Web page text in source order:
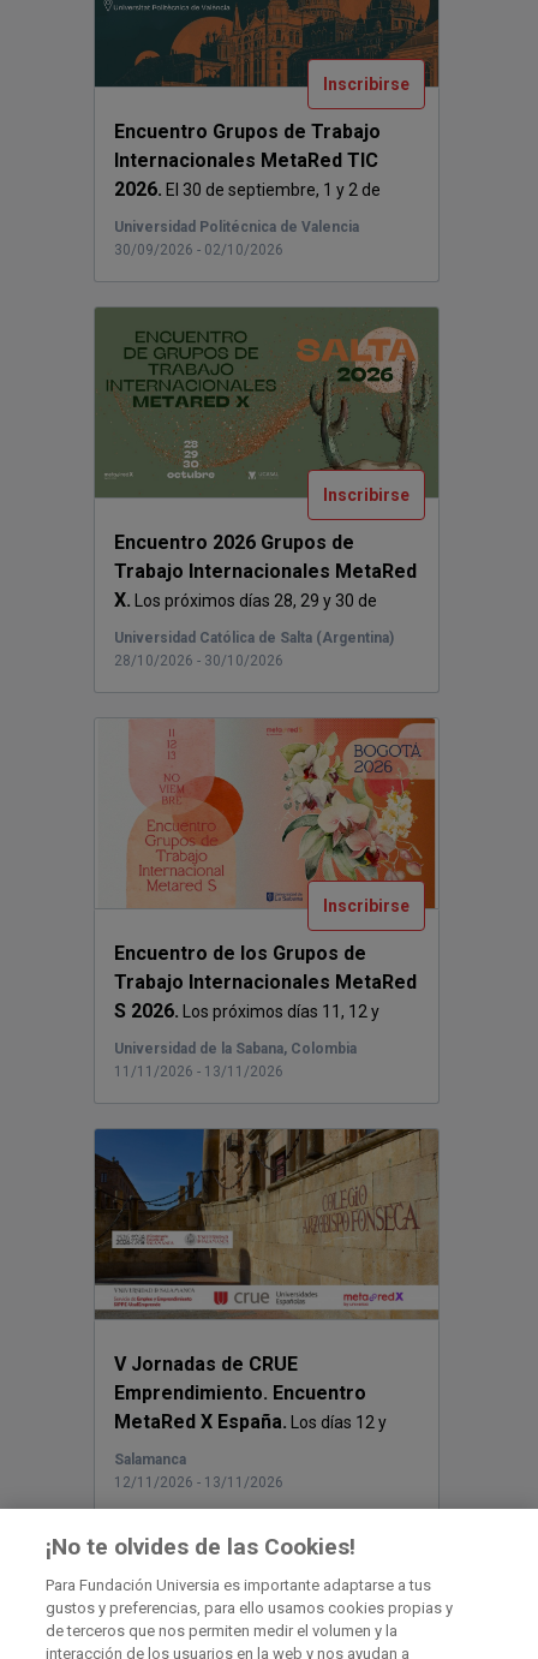
Inscribirse
Encuentro Grupos de Trabajo
Internacionales MetaRed TIC
2026. El 30 de septiembre, 1 y 2 de
octubre de ...
Universidad Politécnica de Valencia
30/09/2026 - 02/10/2026
Inscribirse
Encuentro 2026 Grupos de
Trabajo Internacionales MetaRed
X. Los próximos días 28, 29 y 30 de
octubre de...
Universidad Católica de Salta (Argentina)
28/10/2026 - 30/10/2026
Inscribirse
Encuentro de los Grupos de
Trabajo Internacionales MetaRed
S 2026. Los próximos días 11, 12 y
13 de nov...
Universidad de la Sabana, Colombia
11/11/2026 - 13/11/2026
V Jornadas de CRUE
Emprendimiento. Encuentro
MetaRed X España. Los días 12 y
13 de noviembre la Univers...
Salamanca
12/11/2026 - 13/11/2026
Contacto
¡No te olvides de las Cookies!
Para Fundación Universia es importante adaptarse a tus
gustos y preferencias, para ello usamos cookies propias y
de terceros que nos permiten medir el volumen y la
interacción de los usuarios en la web y nos ayudan a